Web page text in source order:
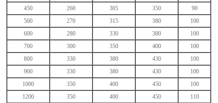
450
260 305 350
90
500
270 315 380
100
600
280 330 380
100
700
300 350 400
100
800
330 380 430
100
900
330 380 430
100
1000
350 400 450
100
1200
350 400 450
110